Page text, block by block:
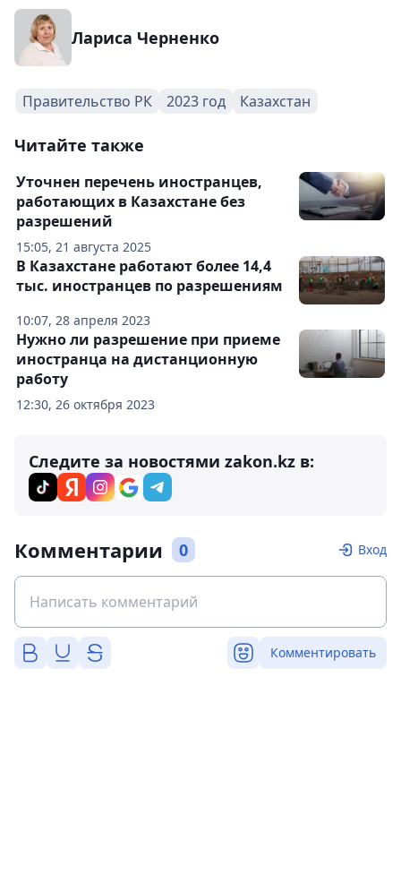
Лариса Черненко
Правительство РК 2023 год Казахстан
Читайте также
15:05, 21 августа 2025
Уточнен перечень иностранцев,
работающих в Казахстане без
разрешений
10:07, 28 апреля 2023
В Казахстане работают более 14,4
тыс. иностранцев по разрешениям
12:30, 26 октября 2023
Нужно ли разрешение при приеме
иностранца на дистанционную
работу
Следите за новостями zakon.kz в:
Комментарии 0 Вход
Комментировать